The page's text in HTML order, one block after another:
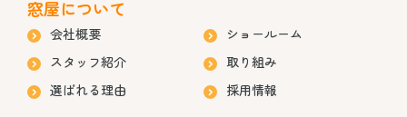
窓屋について
会社概要
ショールーム
スタッフ紹介
取り組み
選ばれる理由
採用情報